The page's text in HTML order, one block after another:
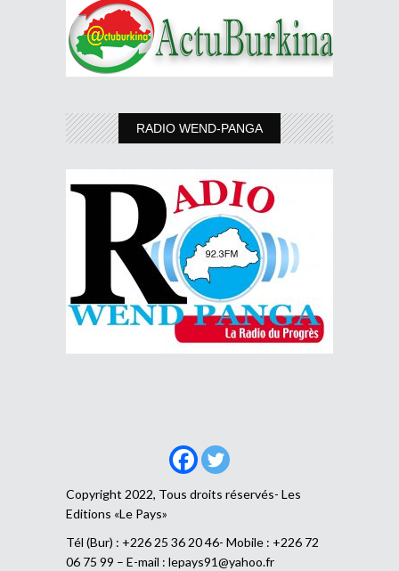
RADIO WEND-PANGA
Copyright 2022, Tous droits réservés- Les
Editions «Le Pays»
Tél (Bur) : +226 25 36 20 46- Mobile : +226 72
06 75 99 – E-mail : lepays91@yahoo.fr